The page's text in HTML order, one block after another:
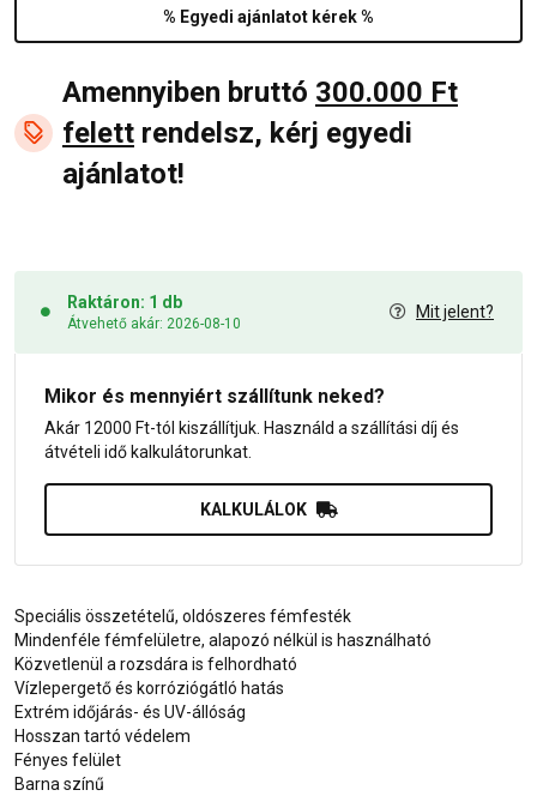
% Egyedi ajánlatot kérek %
Amennyiben bruttó 300.000 Ft
felett rendelsz, kérj egyedi
ajánlatot!
Raktáron: 1 db
Átvehető akár: 2026-08-10
Mit jelent?
Mikor és mennyiért szállítunk neked?
Akár 12000 Ft-tól kiszállítjuk. Használd a szállítási díj és
átvételi idő kalkulátorunkat.
KALKULÁLOK
Speciális összetételű, oldószeres fémfesték
Mindenféle fémfelületre, alapozó nélkül is használható
Közvetlenül a rozsdára is felhordható
Vízlepergető és korróziógátló hatás
Extrém időjárás- és UV-állóság
Hosszan tartó védelem
Fényes felület
Barna színű